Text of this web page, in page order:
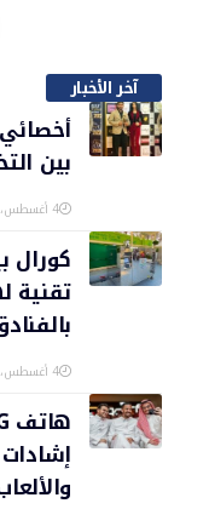
آخر الأخبار
بين
4 أغسطس، 2026
كورال
تقنية
4 أغسطس، 2026